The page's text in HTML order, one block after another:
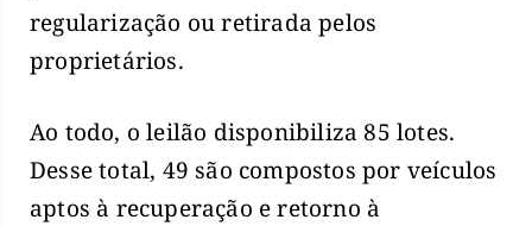
regularização ou retirada pelos
proprietários.
Ao todo, o leilão disponibiliza 85 lotes.
Desse total, 49 são compostos por veículos
aptos à recuperação e retorno à